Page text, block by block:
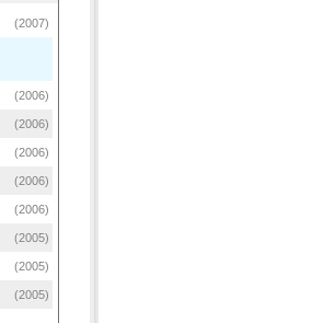
(2007)
(2006)
(2006)
(2006)
(2006)
(2006)
(2005)
(2005)
(2005)